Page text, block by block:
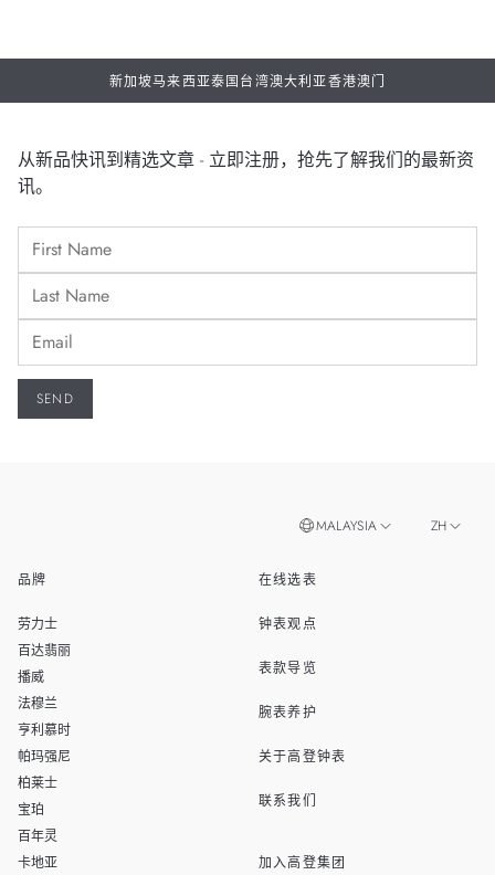
新加坡马来西亚泰国台湾澳大利亚香港澳门
从新品快讯到精选文章 - 立即注册，抢先了解我们的最新资
讯。
品牌
劳力士
百达翡丽
播威
法穆兰
亨利慕时
帕玛强尼
柏莱士
宝珀
百年灵
卡地亚
在线选表
钟表观点
表款导览
腕表养护
关于高登钟表
联系我们
加入高登集团
MALAYSIA ZH